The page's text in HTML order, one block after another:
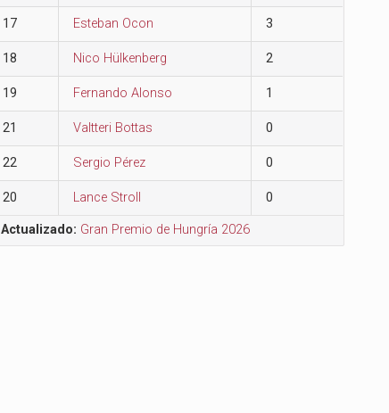
17 Esteban Ocon 3
18 Nico Hülkenberg 2
19 Fernando Alonso 1
21 Valtteri Bottas 0
22 Sergio Pérez 0
20 Lance Stroll 0
Actualizado: Gran Premio de Hungría 2026